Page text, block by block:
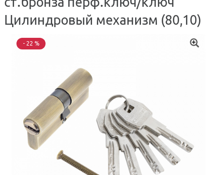
Цилиндровый механизм (80,10)
- 22 %